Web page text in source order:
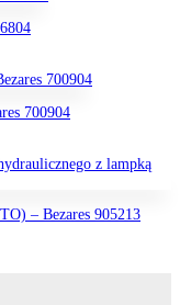
700904
– Bezares 905213